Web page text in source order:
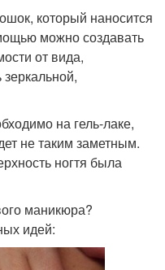
который наносится
можно создавать
от вида,
на гель-лаке,
не таким заметным.
ногтя была
маникюра?
идей: